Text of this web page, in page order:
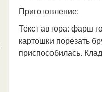
Приготовление:
Текст автора: фарш
картошки порезать
приспособилась.